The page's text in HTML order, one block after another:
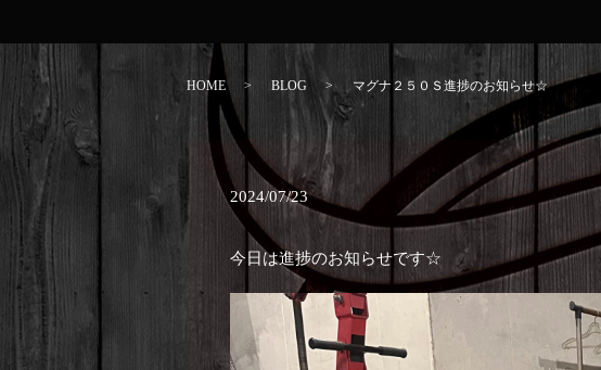
HOME BLOG マグナ２５０Ｓ進捗のお知らせ☆
2024/07/23
今日は進捗のお知らせです☆